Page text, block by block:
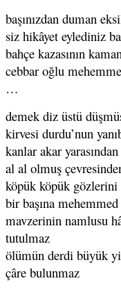
başınızdan duman
siz hikâyet eylediniz
bahçe kazasının
cebbar oğlu
…
demek diz üstü
kirvesi durdu’nun
kanlar akar yarasından
al al olmuş
köpük köpük
bir başına
mavzerinin namlusu
tutulmaz
ölümün derdi büyük
çâre bulunmaz